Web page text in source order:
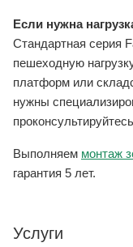
Если нужна
Стандартная серия
пешеходную
платформ или
нужны
Выполняем монтаж
гарантия 5 лет.
Услуги